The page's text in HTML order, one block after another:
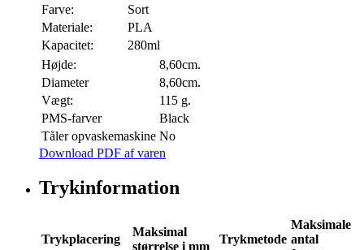
Farve:
Sort
Materiale:
PLA
Kapacitet:
280ml
Højde:
8,60cm.
Diameter
8,60cm.
Vægt:
115 g.
PMS-farver
Black
Tåler opvaskemaskine No
Download PDF af varen
Trykinformation
Trykplacering
Maksimal
størrelse i mm
Trykmetode
Maksimale
antal